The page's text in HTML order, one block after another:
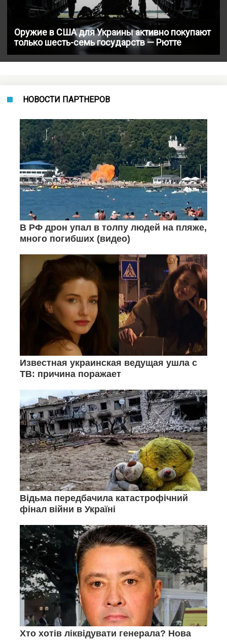
Оружие в США для Украины активно покупают
только шесть-семь государств — Рютте
НОВОСТИ ПАРТНЕРОВ